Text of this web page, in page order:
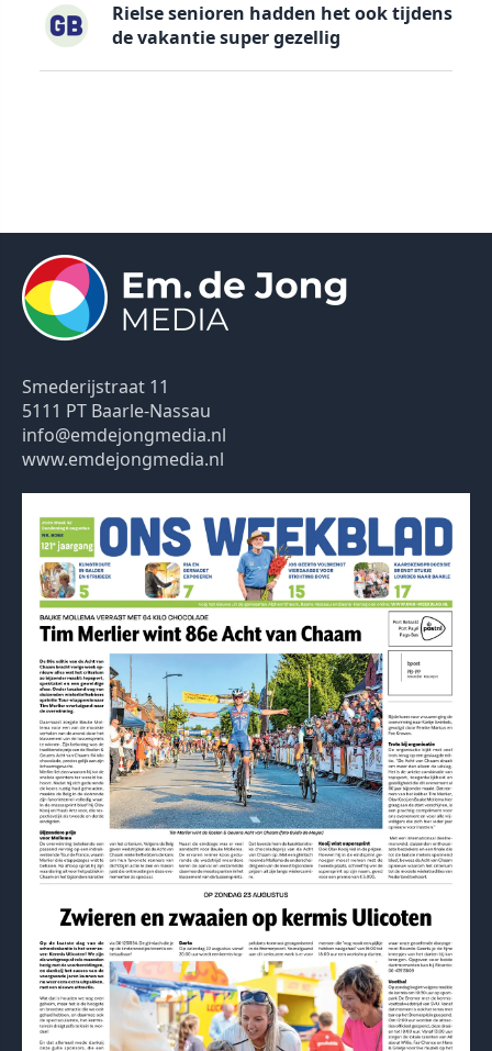
Rielse senioren hadden het ook tijdens
de vakantie super gezellig
Smederijstraat 11
5111 PT Baarle-Nassau
info@emdejongmedia.nl
www.emdejongmedia.nl